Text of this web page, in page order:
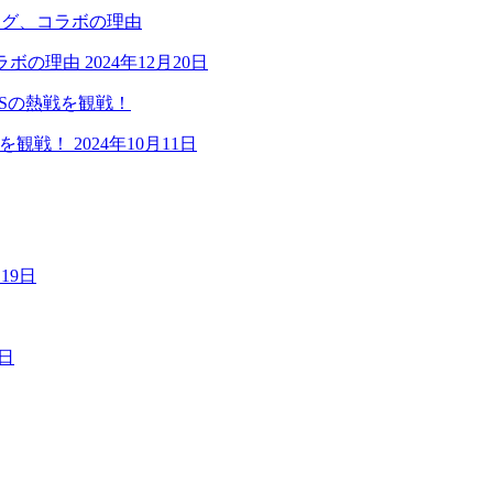
ボの理由 2024年12月20日
観戦！ 2024年10月11日
日